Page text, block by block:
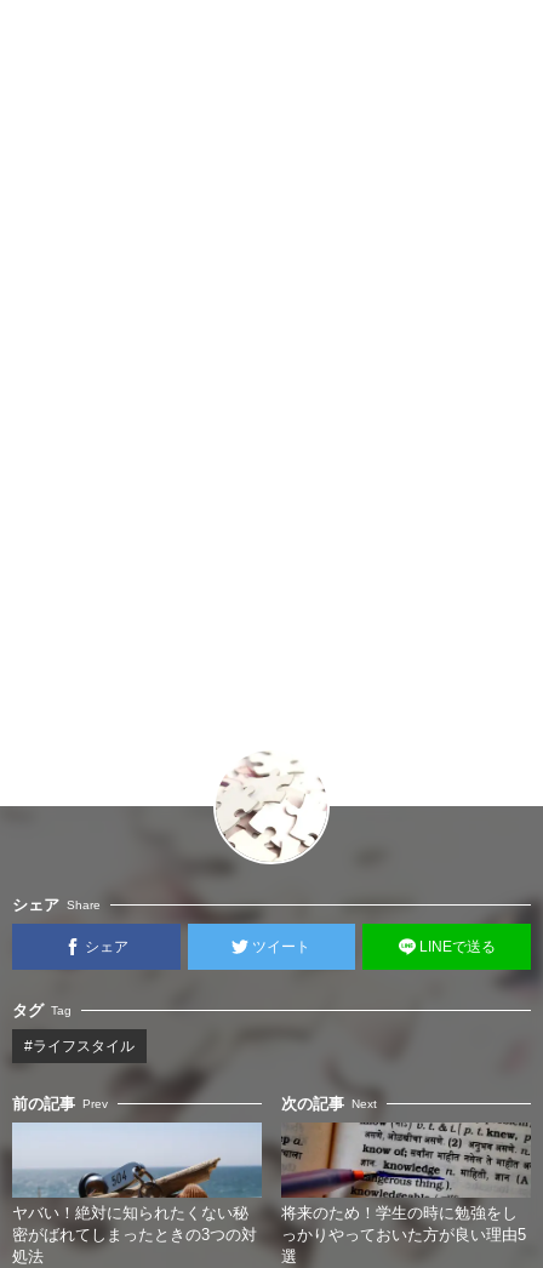
シェア Share
シェア ツイート LINEで送る
タグ Tag
#ライフスタイル
前の記事 Prev
ヤバい！絶対に知られたくない秘
密がばれてしまったときの3つの対
処法
次の記事 Next
将来のため！学生の時に勉強をし
っかりやっておいた方が良い理由5
選